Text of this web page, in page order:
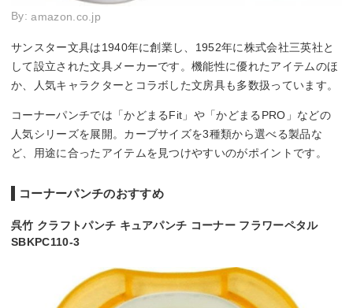
By:amazon.co.jp
サンスター文具は1940年に創業し、1952年に株式会社三英社と
して設立された文具メーカーです。機能性に優れたアイテムのほ
か、人気キャラクターとコラボした文房具も多数扱っています。
コーナーパンチでは「かどまるFit」や「かどまるPRO」などの
人気シリーズを展開。カーブサイズを3種類から選べる製品な
ど、用途に合ったアイテムを見つけやすいのがポイントです。
コーナーパンチのおすすめ
呉竹 クラフトパンチ キュアパンチ コーナー フラワーペタル
SBKPC110-3